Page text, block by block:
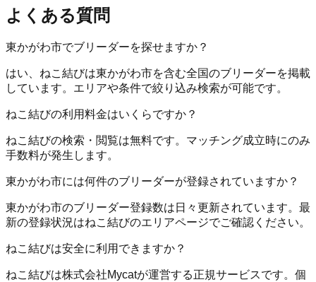
よくある質問
東かがわ市でブリーダーを探せますか？
はい、ねこ結びは東かがわ市を含む全国のブリーダーを掲載
しています。エリアや条件で絞り込み検索が可能です。
ねこ結びの利用料金はいくらですか？
ねこ結びの検索・閲覧は無料です。マッチング成立時にのみ
手数料が発生します。
東かがわ市には何件のブリーダーが登録されていますか？
東かがわ市のブリーダー登録数は日々更新されています。最
新の登録状況はねこ結びのエリアページでご確認ください。
ねこ結びは安全に利用できますか？
ねこ結びは株式会社Mycatが運営する正規サービスです。個